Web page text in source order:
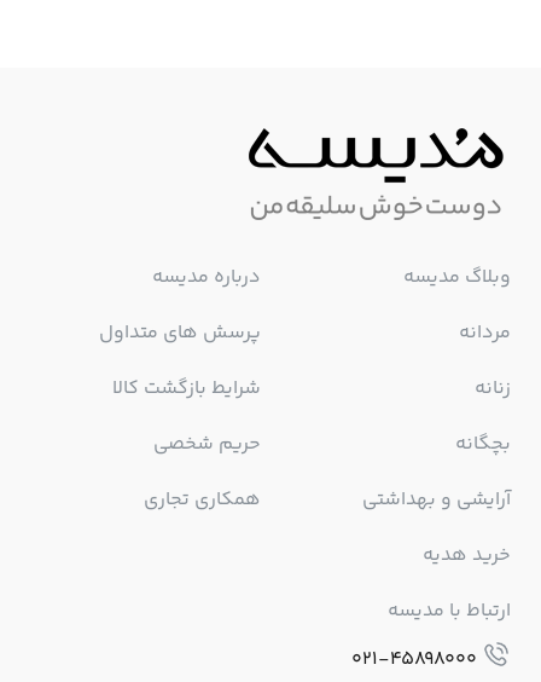
وبلاگ مدیسه
مردانه
زنانه
بچگانه
آرایشی و بهداشتی
خرید هدیه
درباره مدیسه
پرسش های متداول
شرایط بازگشت کالا
حریم شخصی
همکاری تجاری
ارتباط با مدیسه
021-45898000